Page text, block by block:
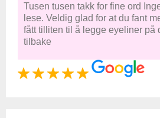
Tusen tusen takk for fine ord
lese. Veldig glad for at du fant
fått tilliten til å legge eyeliner på
tilbake